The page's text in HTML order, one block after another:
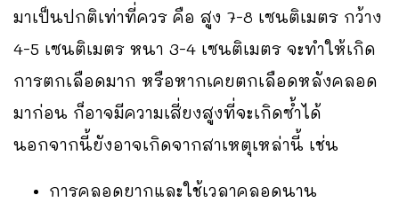
มาเป็นปกติเท่าที่ควร คือ สูง 7-8 เซนติเมตร กว้าง
4-5 เซนติเมตร หนา 3-4 เซนติเมตร จะทำให้เกิด
การตกเลือดมาก หรือหากเคยตกเลือดหลังคลอด
มาก่อน ก็อาจมีความเสี่ยงสูงที่จะเกิดซ้ำได้
นอกจากนี้ยังอาจเกิดจากสาเหตุเหล่านี้ เช่น
การคลอดยากและใช้เวลาคลอดนาน